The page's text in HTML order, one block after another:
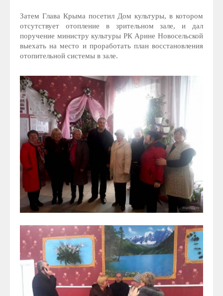
Затем Глава Крыма посетил Дом культуры, в котором
отсутствует отопление в зрительном зале, и дал
поручение министру культуры РК Арине Новосельской
выехать на место и проработать план восстановления
отопительной системы в зале.